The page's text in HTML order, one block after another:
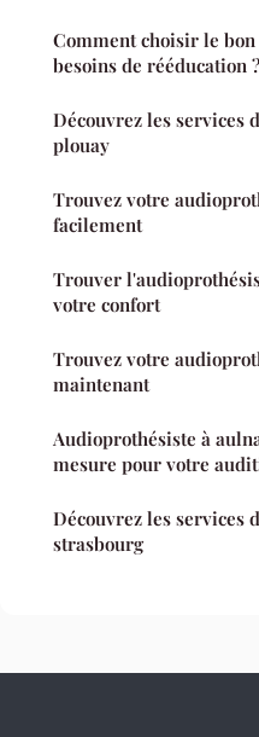
Comment choisir le
besoins de rééducation ?
Découvrez les services
plouay
Trouvez votre
facilement
Trouver
votre confort
Trouvez votre
maintenant
Audioprothésiste à
mesure pour votre
Découvrez les services
strasbourg